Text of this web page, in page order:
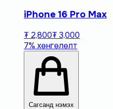
iPhone 16 Pro Max
₮ 2,800₮ 3,000
7% хөнгөлөлт
Сагсанд нэмэх